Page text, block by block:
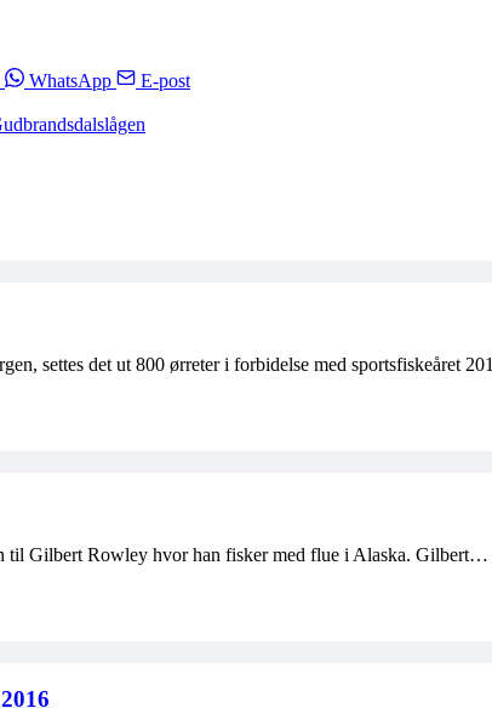
WhatsApp E-post
settes det ut 800 ørreter i forbidelse med sportsfiskeåret
til Gilbert Rowley hvor han fisker med flue i Alaska. Gilbert…